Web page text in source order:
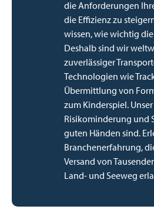
die Anforderungen
die Effizienz zu
wissen, wie wichtig
Deshalb sind wir
zuverlässiger
Technologien wie
Übermittlung von
zum Kinderspiel.
Risikominderung und
guten Händen sind.
Branchenerfahrung,
Versand von
Land- und Seeweg